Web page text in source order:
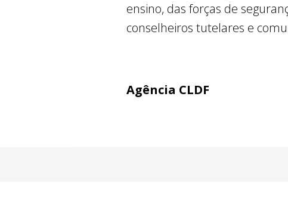
ensino, das forças de
conselheiros tutelares e
Agência CLDF